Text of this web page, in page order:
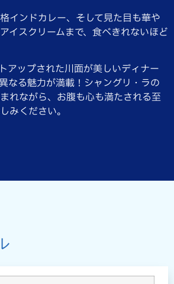
インドカレー、そして見た目も華や
イスクリームまで、食べきれないほど
アップされた川面が美しいディナー
なる魅力が満載！シャングリ・ラの
れながら、お腹も心も満たされる至
みください。